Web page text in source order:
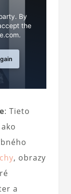
By
the
: Tieto
, obrazy
a